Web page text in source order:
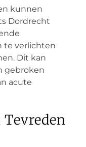
kunnen
Dordrecht
te verlichten
Dit kan
gebroken
acute